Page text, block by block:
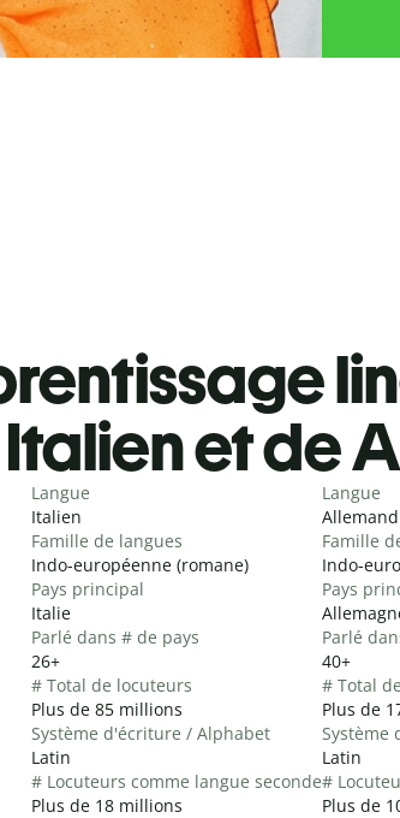
Italien et de
Langue
Italien
Famille de langues
Indo-européenne (romane)
Pays principal
Italie
Parlé dans # de pays
26+
# Total de locuteurs
Plus de 85 millions
Système d'écriture / Alphabet
Latin
# Locuteurs comme langue seconde
Plus de 18 millions
Langue
Allemand
Famille
Indo-
Pays
Parlé
40+
# Total
Plus de
Système
Latin
#
Plus de